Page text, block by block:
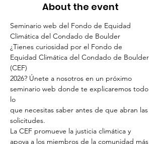
About the event
Seminario web del Fondo de Equidad
Climática del Condado de Boulder
¿Tienes curiosidad por el Fondo de
Equidad Climática del Condado de Boulder
(CEF)
2026? Únete a nosotros en un próximo
seminario web donde te explicaremos todo
lo
que necesitas saber antes de que abran las
solicitudes.
La CEF promueve la justicia climática y
apoya a los miembros de la comunidad más